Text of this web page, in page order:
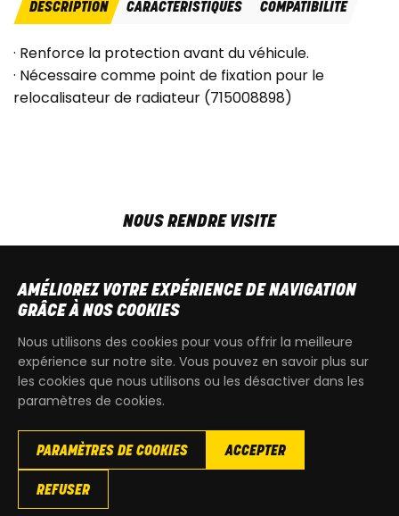
DESCRIPTION CARACTÉRISTIQUES COMPATIBILITÉ
· Renforce la protection avant du véhicule.
· Nécessaire comme point de fixation pour le
relocalisateur de radiateur (715008898)
NOUS RENDRE VISITE
SAM9h00 - 13h30
T+32 64 700 970
Copyright© 2026 KdQuad. Tous droits reservés |
Cookies
AMÉLIOREZ VOTRE EXPÉRIENCE DE NAVIGATION
GRÂCE À NOS COOKIES
Nous utilisons des cookies pour vous offrir la meilleure
expérience sur notre site. Vous pouvez en savoir plus sur
les cookies que nous utilisons ou les désactiver dans les
paramètres de cookies.
PARAMÈTRES DE COOKIES ACCEPTER
REFUSER